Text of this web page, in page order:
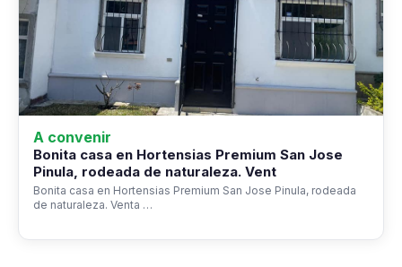
A convenir
Bonita casa en Hortensias Premium San Jose
Pinula, rodeada de naturaleza. Vent
Bonita casa en Hortensias Premium San Jose Pinula, rodeada
de naturaleza. Venta …